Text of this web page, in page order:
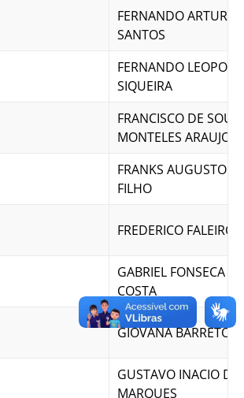
FERNANDO ARTUR
SANTOS
FERNANDO
SIQUEIRA
FRANCISCO DE
MONTELES ARAUJO
FRANKS AUGUSTO
FILHO
FREDERICO FALEIRO
GABRIEL FONSECA
COSTA
GIOVANA BARRETO
GUSTAVO INACIO DE
MARQUES